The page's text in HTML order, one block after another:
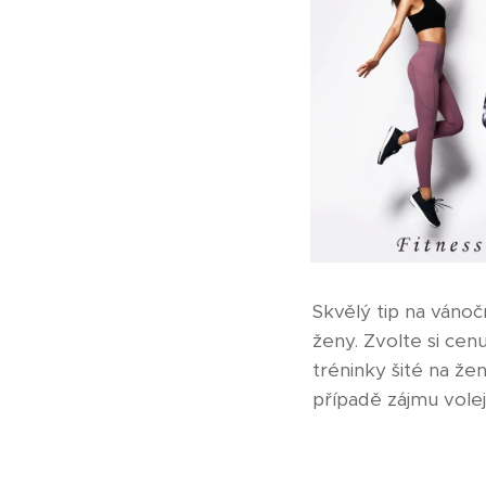
Skvělý tip na
ženy. Zvolte si
tréninky šité na
případě zájmu